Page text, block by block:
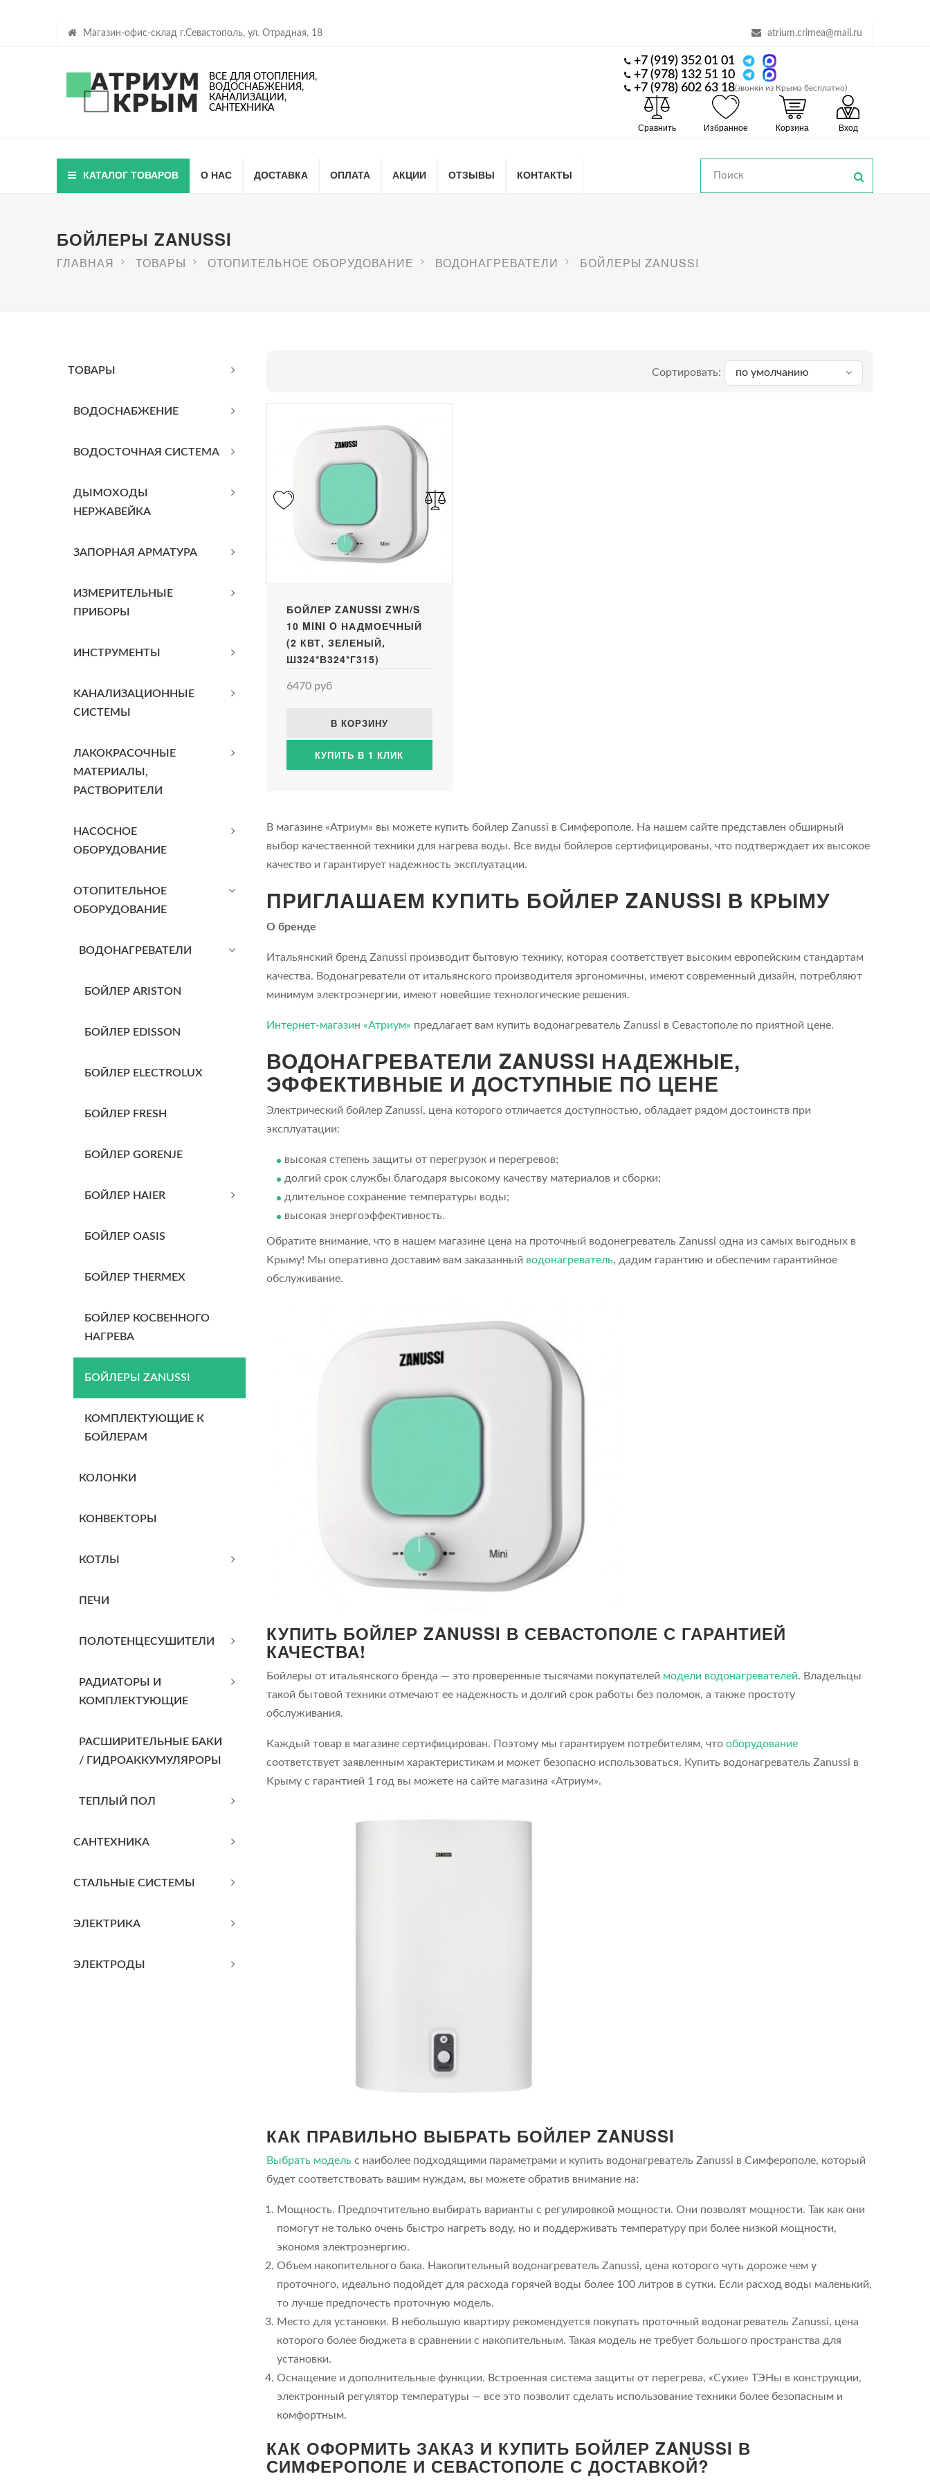
Магазин-офис-склад г.Севастополь, ул. Отрадная, 18 atrium.crimea@mail.ru
ВСЕ ДЛЯ ОТОПЛЕНИЯ,
ВОДОСНАБЖЕНИЯ,
КАНАЛИЗАЦИИ,
САНТЕХНИКА
+7 (919) 352 01 01
+7 (978) 132 51 10
+7 (978) 602 63 18(звонки из Крыма бесплатно)
Сравнить Избранное Корзина Вход
КАТАЛОГ ТОВАРОВ О НАС ДОСТАВКА ОПЛАТА АКЦИИ ОТЗЫВЫ КОНТАКТЫ
БОЙЛЕРЫ ZANUSSI
ГЛАВНАЯ ТОВАРЫ ОТОПИТЕЛЬНОЕ ОБОРУДОВАНИЕ ВОДОНАГРЕВАТЕЛИ БОЙЛЕРЫ ZANUSSI
ТОВАРЫ
BОДОСНАБЖЕНИЕ
ВОДОСТОЧНАЯ СИСТЕМА
ДЫМОХОДЫ
НЕРЖАВЕЙКА
ЗАПОРНАЯ АРМАТУРА
ИЗМЕРИТЕЛЬНЫЕ
ПРИБОРЫ
ИНСТРУМЕНТЫ
КАНАЛИЗАЦИОННЫЕ
СИСТЕМЫ
ЛАКОКРАСОЧНЫЕ
МАТЕРИАЛЫ,
РАСТВОРИТЕЛИ
НАСОСНОЕ
ОБОРУДОВАНИЕ
ОТОПИТЕЛЬНОЕ
ОБОРУДОВАНИЕ
ВОДОНАГРЕВАТЕЛИ
БОЙЛЕР ARISTON
БОЙЛЕР EDISSON
БОЙЛЕР ELECTROLUX
БОЙЛЕР FRESH
БОЙЛЕР GORENJE
БОЙЛЕР HAIER
БОЙЛЕР OASIS
БОЙЛЕР THERMEX
БОЙЛЕР КОСВЕННОГО
НАГРЕВА
БОЙЛЕРЫ ZANUSSI
КОМПЛЕКТУЮЩИЕ К
БОЙЛЕРАМ
КОЛОНКИ
КОНВЕКТОРЫ
КОТЛЫ
ПЕЧИ
ПОЛОТЕНЦЕСУШИТЕЛИ
РАДИАТОРЫ И
КОМПЛЕКТУЮЩИЕ
РАСШИРИТЕЛЬНЫЕ БАКИ
/ ГИДРОАККУМУЛЯРОРЫ
ТЕПЛЫЙ ПОЛ
САНТЕХНИКА
СТАЛЬНЫЕ СИСТЕМЫ
ЭЛЕКТРИКА
ЭЛЕКТРОДЫ
Сортировать: по умолчанию
БОЙЛЕР ZANUSSI ZWH/S
10 MINI O НАДМОЕЧНЫЙ
(2 КВТ, ЗЕЛЕНЫЙ,
Ш324*В324*Г315)
6470 руб
В КОРЗИНУ
КУПИТЬ В 1 КЛИК
В магазине «Атриум» вы можете купить бойлер Zanussi в Симферополе. На нашем сайте представлен обширный
выбор качественной техники для нагрева воды. Все виды бойлеров сертифицированы, что подтверждает их высокое
качество и гарантирует надежность эксплуатации.
ПРИГЛАШАЕМ КУПИТЬ БОЙЛЕР ZANUSSI В КРЫМУ
О бренде
Итальянский бренд Zanussi производит бытовую технику, которая соответствует высоким европейским стандартам
качества. Водонагреватели от итальянского производителя эргономичны, имеют современный дизайн, потребляют
минимум электроэнергии, имеют новейшие технологические решения.
Интернет-магазин «Атриум» предлагает вам купить водонагреватель Zanussi в Севастополе по приятной цене.
ВОДОНАГРЕВАТЕЛИ ZANUSSI НАДЕЖНЫЕ,
ЭФФЕКТИВНЫЕ И ДОСТУПНЫЕ ПО ЦЕНЕ
Электрический бойлер Zanussi, цена которого отличается доступностью, обладает рядом достоинств при
эксплуатации:
высокая степень защиты от перегрузок и перегревов;
долгий срок службы благодаря высокому качеству материалов и сборки;
длительное сохранение температуры воды;
высокая энергоэффективность.
Обратите внимание, что в нашем магазине цена на проточный водонегреватель Zanussi одна из самых выгодных в
Крыму! Мы оперативно доставим вам заказанный водонагреватель, дадим гарантию и обеспечим гарантийное
обслуживание.
КУПИТЬ БОЙЛЕР ZANUSSI В СЕВАСТОПОЛЕ С ГАРАНТИЕЙ
КАЧЕСТВА!
Бойлеры от итальянского бренда — это проверенные тысячами покупателей модели водонагревателей. Владельцы
такой бытовой техники отмечают ее надежность и долгий срок работы без поломок, а также простоту
обслуживания.
Каждый товар в магазине сертифицирован. Поэтому мы гарантируем потребителям, что оборудование
соответствует заявленным характеристикам и может безопасно использоваться. Купить водонагреватель Zanussi в
Крыму с гарантией 1 год вы можете на сайте магазина «Атриум».
КАК ПРАВИЛЬНО ВЫБРАТЬ БОЙЛЕР ZANUSSI
Выбрать модельс наиболее подходящими параметрами и купить водонагреватель Zanussi в Симферополе, который
будет соответствовать вашим нуждам, вы можете обратив внимание на:
Мощность. Предпочтительно выбирать варианты с регулировкой мощности. Они позволят мощности. Так как они
помогут не только очень быстро нагреть воду, но и поддерживать температуру при более низкой мощности,
экономя электроэнергию.
Объем накопительного бака. Накопительный водонагреватель Zanussi, цена которого чуть дороже чем у
проточного, идеально подойдет для расхода горячей воды более 100 литров в сутки. Если расход воды маленький,
то лучше предпочесть проточную модель.
Место для установки. В небольшую квартиру рекомендуется покупать проточный водонагреватель Zanussi, цена
которого более бюджета в сравнении с накопительным. Такая модель не требует большого пространства для
установки.
Оснащение и дополнительные функции. Встроенная система защиты от перегрева, «Сухие» ТЭНы в конструкции,
электронный регулятор температуры — все это позволит сделать использование техники более безопасным и
комфортным.
КАК ОФОРМИТЬ ЗАКАЗ И КУПИТЬ БОЙЛЕР ZANUSSI В
СИМФЕРОПОЛЕ И СЕВАСТОПОЛЕ С ДОСТАВКОЙ?